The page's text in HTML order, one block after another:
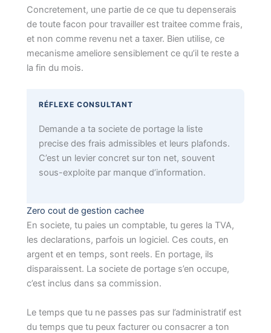
Concretement, une partie de ce que tu depenserais
de toute facon pour travailler est traitee comme frais,
et non comme revenu net a taxer. Bien utilise, ce
mecanisme ameliore sensiblement ce qu’il te reste a
la fin du mois.
RÉFLEXE CONSULTANT
Demande a ta societe de portage la liste
precise des frais admissibles et leurs plafonds.
C’est un levier concret sur ton net, souvent
sous-exploite par manque d’information.
Zero cout de gestion cachee
En societe, tu paies un comptable, tu geres la TVA,
les declarations, parfois un logiciel. Ces couts, en
argent et en temps, sont reels. En portage, ils
disparaissent. La societe de portage s’en occupe,
c’est inclus dans sa commission.
Le temps que tu ne passes pas sur l’administratif est
du temps que tu peux facturer ou consacrer a ton